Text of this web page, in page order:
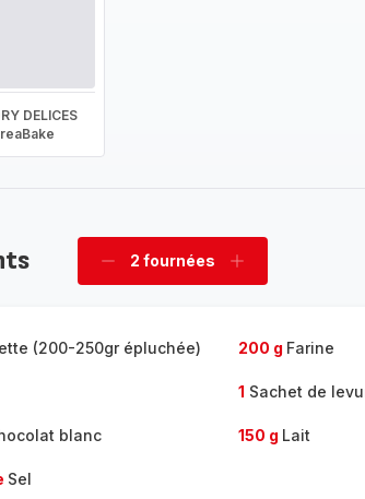
DELICES
Supprimer
2 fournées
Ajouter
(200-250gr épluchée) 200 g Farine
1 Sachet de
blanc 150 g Lait
Sel